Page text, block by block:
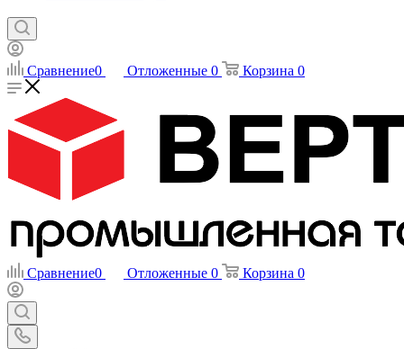
Сравнение0 Отложенные 0 Корзина 0
Сравнение0 Отложенные 0 Корзина 0